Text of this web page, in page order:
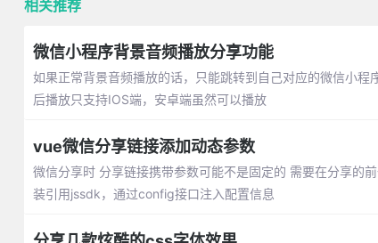
相关推荐
微信小程序背景音频播放分享功能
如果正常背景音频播放的话，只能跳转到自己对应的微信小
后播放只支持IOS端，安卓端虽然可以播放
vue微信分享链接添加动态参数
微信分享时 分享链接携带参数可能不是固定的 需要在分享的
装引用jssdk，通过config接口注入配置信息